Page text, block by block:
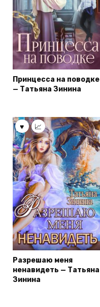
Принцесса на поводке
— Татьяна Зинина
Разрешаю меня
ненавидеть — Татьяна
Зинина